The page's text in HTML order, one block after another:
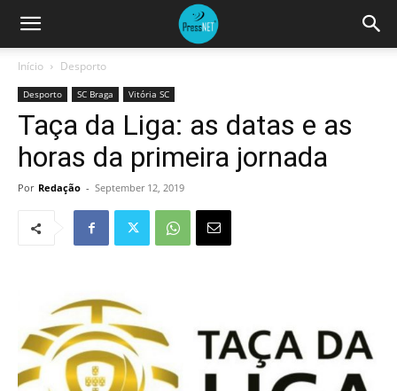
Início Desporto
Desporto SC Braga Vitória SC
Taça da Liga: as datas e as
horas da primeira jornada
Por Redação - September 12, 2019